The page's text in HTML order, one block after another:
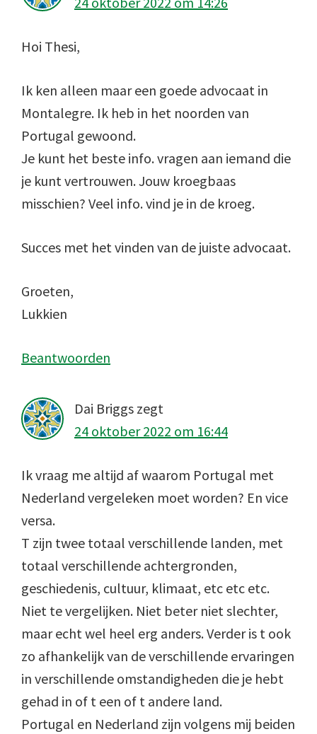
Hoi Thesi,
Ik ken alleen maar een goede advocaat in
Montalegre. Ik heb in het noorden van
Portugal gewoond.
Je kunt het beste info. vragen aan iemand die
je kunt vertrouwen. Jouw kroegbaas
misschien? Veel info. vind je in de kroeg.
Succes met het vinden van de juiste advocaat.
Groeten,
Lukkien
Beantwoorden
Dai Briggs zegt
24 oktober 2022 om 16:44
Ik vraag me altijd af waarom Portugal met
Nederland vergeleken moet worden? En vice
versa.
T zijn twee totaal verschillende landen, met
totaal verschillende achtergronden,
geschiedenis, cultuur, klimaat, etc etc etc.
Niet te vergelijken. Niet beter niet slechter,
maar echt wel heel erg anders. Verder is t ook
zo afhankelijk van de verschillende ervaringen
in verschillende omstandigheden die je hebt
gehad in of t een of t andere land.
Portugal en Nederland zijn volgens mij beiden